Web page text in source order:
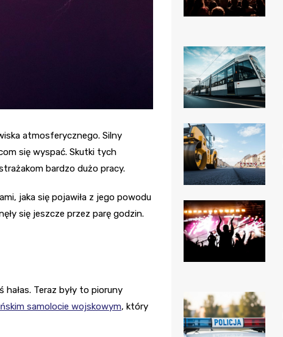
atmosferycznego. Silny
się wyspać. Skutki tych
bardzo dużo pracy.
jaka się pojawiła z jego powodu
się jeszcze przez parę godzin.
Teraz były to pioruny
samolocie wojskowym, który